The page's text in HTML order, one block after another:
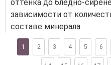
оттенка до бледно-
зависимости от
составе минерала.
1 2 3 4 5 6